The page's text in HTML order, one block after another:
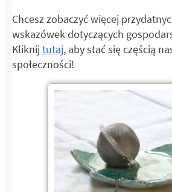
Chcesz zobaczyć więcej
wskazówek dotyczących
Kliknij tutaj, aby stać się częścią
społeczności!